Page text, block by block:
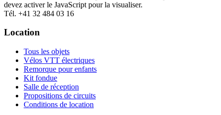
devez activer le JavaScript pour la visualiser.
Tél. +41 32 484 03 16
Location
Tous les objets
Vélos VTT électriques
Remorque pour enfants
Kit fondue
Salle de réception
Propositions de circuits
Conditions de location